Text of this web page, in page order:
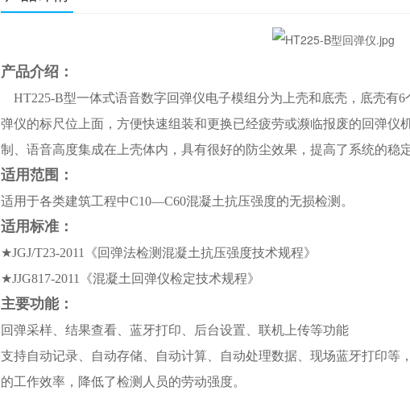
产品介绍：
HT225-B型一体式语音数字回弹仪电子模组分为上壳和底壳，底壳有
弹仪的标尺位上面，方便快速组装和更换已经疲劳或濒临报废的回弹仪
制、语音高度集成在上壳体内，具有很好的防尘效果，提高了系统的稳
适用范围：
适用于各类建筑工程中C10—C60混凝土抗压强度的无损检测。
适用标准：
★JGJ/T23-2011《回弹法检测混凝土抗压强度技术规程》
★JJG817-2011《混凝土回弹仪检定技术规程》
主要功能：
回弹采样、结果查看、蓝牙打印、后台设置、联机上传等功能
支持自动记录、自动存储、自动计算、自动处理数据、现场蓝牙打印等
的工作效率，降低了检测人员的劳动强度。